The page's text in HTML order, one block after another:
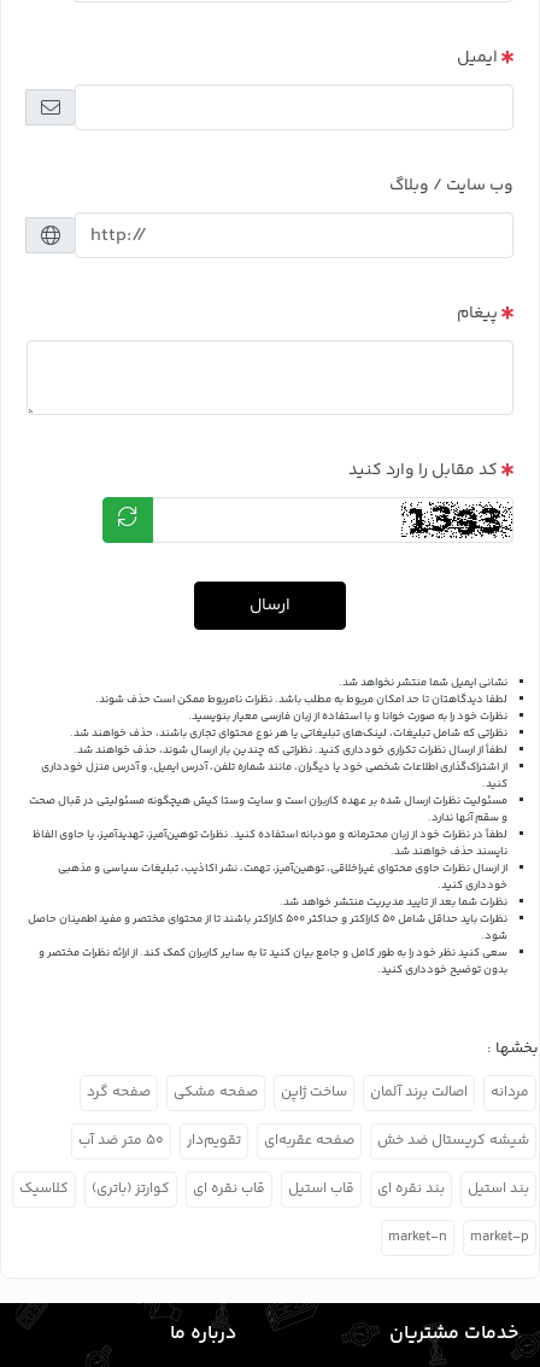
ایمیل
وب سایت / وبلاگ
پیغام
کد مقابل را وارد کنید
ارسال
نشانی ایمیل شما منتشر نخواهد شد.
لطفا دیدگاهتان تا حد امکان مربوط به مطلب باشد. نظرات نامربوط ممکن است حذف شوند.
نظرات خود را به صورت خوانا و با استفاده از زبان فارسی معیار بنویسید.
نظراتی که شامل تبلیغات، لینک‌های تبلیغاتی یا هر نوع محتوای تجاری باشند، حذف خواهند شد.
لطفاً از ارسال نظرات تکراری خودداری کنید. نظراتی که چندین بار ارسال شوند، حذف خواهند شد.
از اشتراک‌گذاری اطلاعات شخصی خود یا دیگران، مانند شماره تلفن، آدرس ایمیل، و آدرس منزل خودداری
کنید.
مسئولیت نظرات ارسال شده بر عهده کاربران است و سایت وستا کیش هیچگونه مسئولیتی در قبال صحت
و سقم آنها ندارد.
لطفاً در نظرات خود از زبان محترمانه و مودبانه استفاده کنید. نظرات توهین‌آمیز، تهدیدآمیز، یا حاوی الفاظ
ناپسند حذف خواهند شد.
از ارسال نظرات حاوی محتوای غیراخلاقی، توهین‌آمیز، تهمت، نشر اکاذیب، تبلیغات سیاسی و مذهبی
خودداری کنید.
نظرات شما بعد از تایید مدیریت منتشر خواهد شد.
نظرات باید حداقل شامل 50 کاراکتر و حداکثر 500 کاراکتر باشند تا از محتوای مختصر و مفید اطمینان حاصل
شود.
سعی کنید نظر خود را به طور کامل و جامع بیان کنید تا به سایر کاربران کمک کند.از ارائه نظرات مختصر و
بدون توضیح خودداری کنید.
بخشها :
مردانه اصالت برند آلمان ساخت ژاپن صفحه مشکی صفحه گرد
شیشه کریستال ضد خش صفحه عقربه‌ای تقویم‌دار ۵۰ متر ضد آب
بند استیل بند نقره ای قاب استیل قاب نقره ای کوارتز (باتری) کلاسیک
market-p
market-n
خدمات مشتریان
درباره ما